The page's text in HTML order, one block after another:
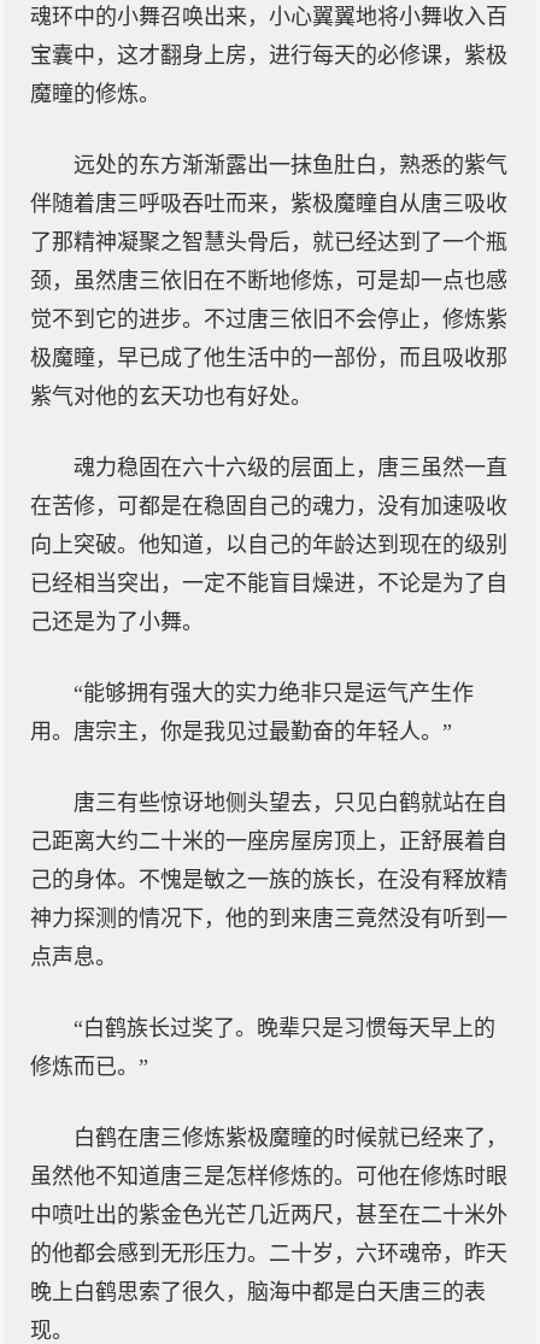
魂环中的小舞召唤出来，小心翼翼地将小舞收入百
宝囊中，这才翻身上房，进行每天的必修课，紫极
魔瞳的修炼。
远处的东方渐渐露出一抹鱼肚白，熟悉的紫气
伴随着唐三呼吸吞吐而来，紫极魔瞳自从唐三吸收
了那精神凝聚之智慧头骨后，就已经达到了一个瓶
颈，虽然唐三依旧在不断地修炼，可是却一点也感
觉不到它的进步。不过唐三依旧不会停止，修炼紫
极魔瞳，早已成了他生活中的一部份，而且吸收那
紫气对他的玄天功也有好处。
魂力稳固在六十六级的层面上，唐三虽然一直
在苦修，可都是在稳固自己的魂力，没有加速吸收
向上突破。他知道，以自己的年龄达到现在的级别
已经相当突出，一定不能盲目燥进，不论是为了自
己还是为了小舞。
“能够拥有强大的实力绝非只是运气产生作
用。唐宗主，你是我见过最勤奋的年轻人。”
唐三有些惊讶地侧头望去，只见白鹤就站在自
己距离大约二十米的一座房屋房顶上，正舒展着自
己的身体。不愧是敏之一族的族长，在没有释放精
神力探测的情况下，他的到来唐三竟然没有听到一
点声息。
“白鹤族长过奖了。晚辈只是习惯每天早上的
修炼而已。”
白鹤在唐三修炼紫极魔瞳的时候就已经来了，
虽然他不知道唐三是怎样修炼的。可他在修炼时眼
中喷吐出的紫金色光芒几近两尺，甚至在二十米外
的他都会感到无形压力。二十岁，六环魂帝，昨天
晚上白鹤思索了很久，脑海中都是白天唐三的表
现。